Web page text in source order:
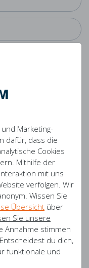
Marketing-
dafür, dass die
Cookies
Mithilfe der
mit uns
verfolgen. Wir
Wissen Sie
Übersicht über
Sie unsere
Annahme stimmen
du dich,
funktionale und
Spiralrahmen
30% Lyocell, 1%
Memory-Schaum